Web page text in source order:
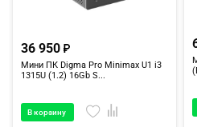
36 950
Мини ПК Digma Pro Minimax U1 i3
1315U (1.2) 16Gb S...
В корзину